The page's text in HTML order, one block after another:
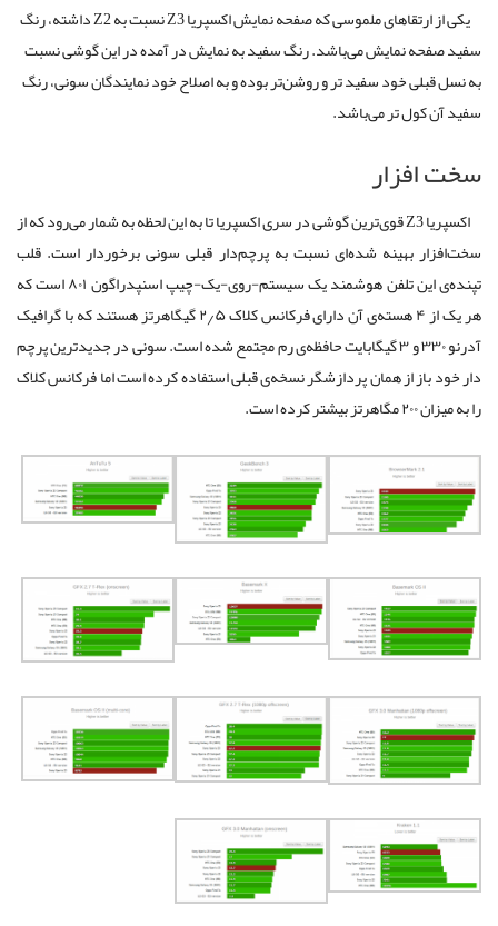
یکی از ارتقاهای ملموسی که صفحه نمایش اکسپریا Z3 نسبت به Z2 داشته، رنگ
سفید صفحه نمایش می‌باشد. رنگ سفید به نمایش در آمده در این گوشی نسبت
به نسل قبلی خود سفید تر و روشن‌تر بوده و به اصلاح خود نمایندگان سونی، رنگ
سفید آن کول تر می‌باشد.
سخت افزار
اکسپریا Z3 قوی‌ترین گوشی در سری اکسپریا تا به این‌ لحظه به شمار می‌رود که از
سخت‌افزار بهینه‌ شده‌ای نسبت به پرچم‌دار قبلی سونی برخوردار است. قلب
تپنده‌ی این تلفن هوشمند یک سیستم‌-روی-یک-چیپ اسنپدراگون ۸۰۱ است که
هر یک از ۴ هسته‌ی آن دارای فرکانس کلاک ۲٫۵ گیگاهرتز هستند که با گرافیک
آدرنو ۳۳۰ و ۳ گیگابایت حافظه‌ی رم مجتمع شده است. سونی در جدید‌ترین پرچم
دار خود باز از همان پردازشگر نسخه‌ی قبلی استفاده کرده است اما فرکانس کلاک
را به میزان ۲۰۰ مگاهرتز بیشتر کرده است.